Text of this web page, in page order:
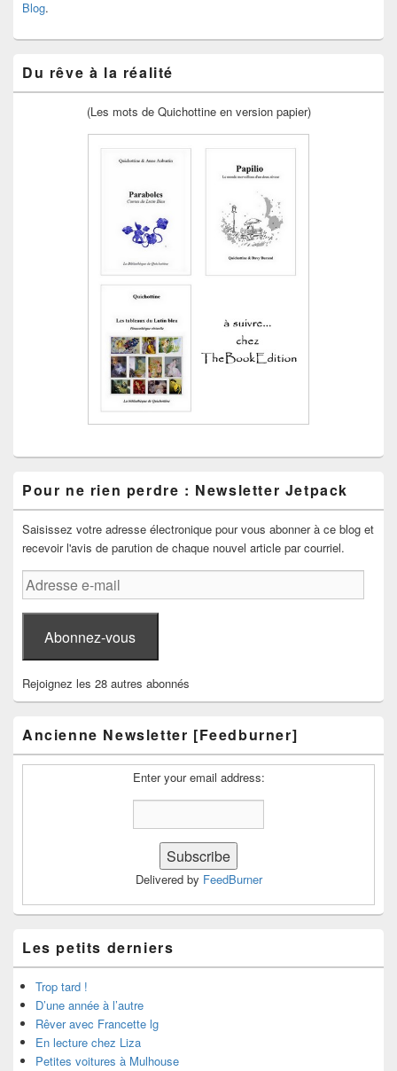
Blog.
Du rêve à la réalité
(Les mots de Quichottine en version papier)
Pour ne rien perdre : Newsletter Jetpack
Saisissez votre adresse électronique pour vous abonner à ce blog et
recevoir l'avis de parution de chaque nouvel article par courriel.
Adresse
e-
mail
Abonnez-vous
Rejoignez les 28 autres abonnés
Ancienne Newsletter [Feedburner]
Enter your email address:
Delivered by FeedBurner
Les petits derniers
Trop tard !
D’une année à l’autre
Rêver avec Francette lg
En lecture chez Liza
Petites voitures à Mulhouse